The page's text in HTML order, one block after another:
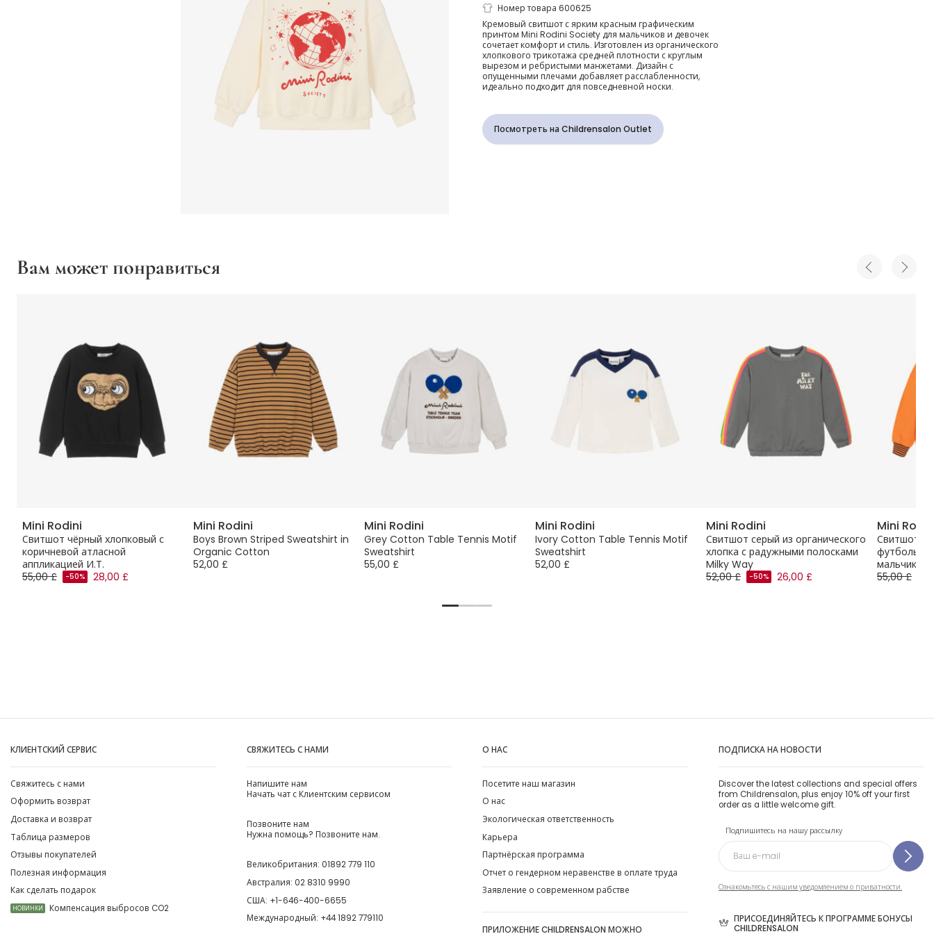
Свитшот кремово-
красный из
органического хлопка
с принтом
Номер товара 600625
Кремовый свитшот с ярким красным графическим
принтом Mini Rodini Society для мальчиков и девочек
сочетает комфорт и стиль. Изготовлен из органического
хлопкового трикотажа средней плотности с круглым
вырезом и ребристыми манжетами. Дизайн с
опущенными плечами добавляет расслабленности,
идеально подходит для повседневной носки.
Посмотреть на Childrensalon Outlet
Вам может понравиться
Mini Rodini
Свитшот чёрный хлопковый с
коричневой атласной
аппликацией И.T.
55,00 £
-50% 28,00 £
Mini Rodini
Boys Brown Striped Sweatshirt in
Organic Cotton
52,00 £
Mini Rodini
Grey Cotton Table Tennis Motif
Sweatshirt
55,00 £
Mini Rodini
Ivory Cotton Table Tennis Motif
Sweatshirt
52,00 £
Mini Rodini
Свитшот серый из органического
хлопка с радужными полосками
Milky Way
52,00 £
-50% 26,00 £
Mini
Свитшот
мальчиков
55,00 £
КЛИЕНТСКИЙ СЕРВИС
Свяжитесь с нами
Оформить возврат
Доставка и возврат
Таблица размеров
Отзывы покупателей
Полезная информация
Как сделать подарок
НОВИНКИ Компенсация выбросов CO2
СВЯЖИТЕСЬ С НАМИ
Напишите нам
Начать чат с Клиентским сервисом
Позвоните нам
Нужна помощь? Позвоните нам.
Великобритания: 01892 779 110
Австралия: 02 8310 9990
США: +1-646-400-6655
Международный: +44 1892 779110
О НАС
Посетите наш магазин
О нас
Экологическая ответственность
Карьера
Партнёрская программа
Отчет о гендерном неравенстве в оплате труда
Заявление о современном рабстве
ПРИЛОЖЕНИЕ CHILDRENSALON МОЖНО
ПОДПИСКА НА НОВОСТИ
Discover the latest collections and special offers
from Childrensalon, plus enjoy 10% off your first
order as a little welcome gift.
Подпишитесь на нашу рассылку
Ознакомьтесь с нашим уведомлением о приватности.
ПРИСОЕДИНЯЙТЕСЬ К ПРОГРАММЕ БОНУСЫ
CHILDRENSALON